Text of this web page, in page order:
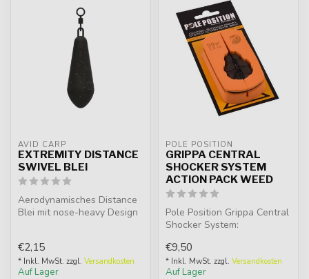
AVID CARP
EXTREMITY DISTANCE
SWIVEL BLEI
Aerodynamisches Distance
Blei mit nose-heavy Design
€2,15
* Inkl. MwSt. zzgl. Versandkosten
Auf Lager
POLE POSITION
GRIPPA CENTRAL
SHOCKER SYSTEM
ACTION PACK WEED
Pole Position Grippa Central
Shocker System:
Bleisystem. Inn...
€9,50
* Inkl. MwSt. zzgl. Versandkosten
Auf Lager